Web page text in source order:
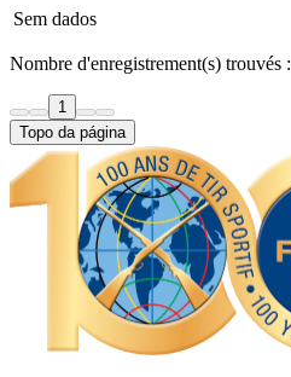
Sem dados
Nombre d'enregistrement(s) trouvés :
1
Topo da página